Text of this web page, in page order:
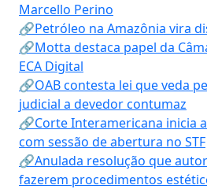
Marcello Perino
🔗Petróleo na Amazônia vira
🔗Motta destaca papel da
ECA Digital
🔗OAB contesta lei que veda
judicial a devedor contumaz
🔗Corte Interamericana inicia
com sessão de abertura no STF
🔗Anulada resolução que
fazerem procedimentos